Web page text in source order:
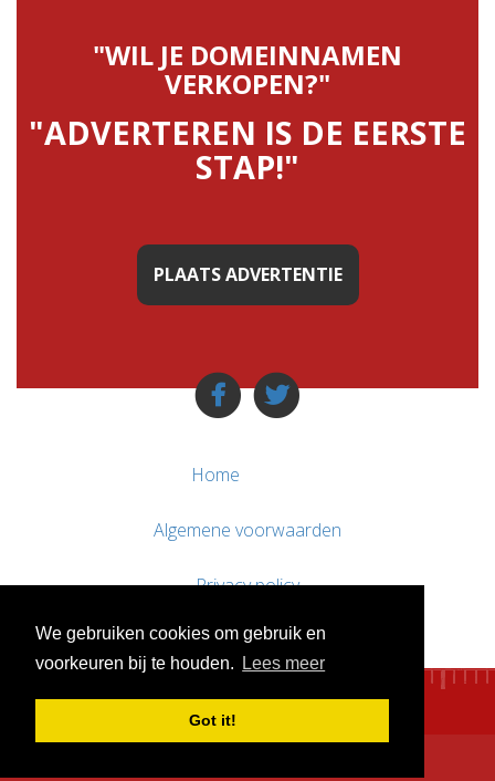
We gebruiken cookies om gebruik en
voorkeuren bij te houden.
Lees meer
Got it!
"WIL JE DOMEINNAMEN
VERKOPEN?"
"ADVERTEREN IS DE EERSTE
STAP!"
PLAATS ADVERTENTIE
Home
Algemene voorwaarden
Privacy policy
Contact / Support